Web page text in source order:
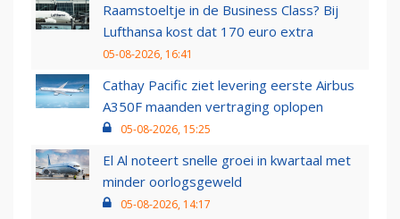
Raamstoeltje in de Business Class? Bij
Lufthansa kost dat 170 euro extra
05-08-2026, 16:41
Cathay Pacific ziet levering eerste Airbus
A350F maanden vertraging oplopen
05-08-2026, 15:25
El Al noteert snelle groei in kwartaal met
minder oorlogsgeweld
05-08-2026, 14:17